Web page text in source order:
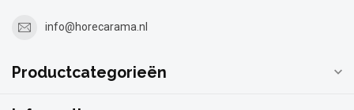
info@horecarama.nl
Productcategorieën